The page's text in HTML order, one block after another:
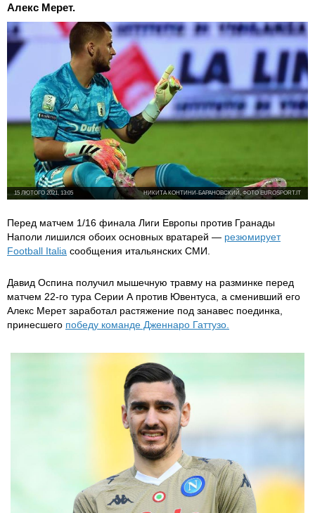
Алекс Мерет.
НИКИТА КОНТИНИ-БАРАНОВСКИЙ, ФОТО EUROSPORT.IT
15 ЛЮТОГО 2021, 13:05
Перед матчем 1/16 финала Лиги Европы против Гранады
Наполи лишился обоих основных вратарей — резюмирует
Football Italia сообщения итальянских СМИ.
Давид Оспина получил мышечную травму на разминке перед
матчем 22-го тура Серии А против Ювентуса, а сменивший его
Алекс Мерет заработал растяжение под занавес поединка,
принесшего победу команде Дженнаро Гаттузо.